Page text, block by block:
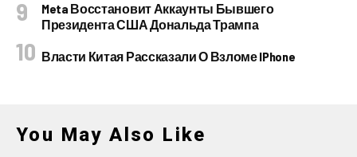
Meta Восстановит Аккаунты Бывшего
Президента США Дональда Трампа
Власти Китая Рассказали О Взломе IPhone
You May Also Like